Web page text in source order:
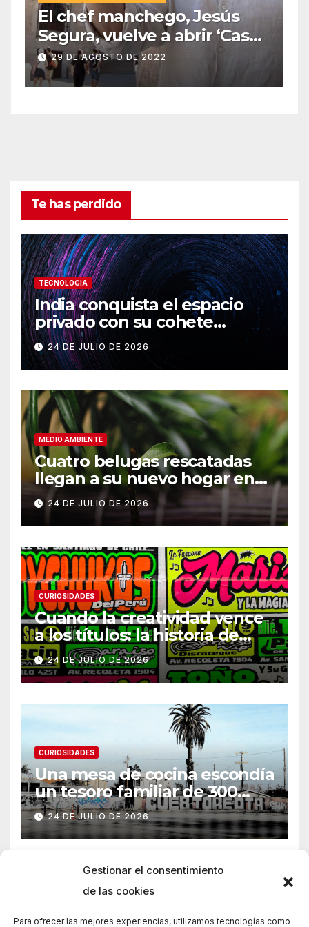
Gestionar el consentimiento
de las cookies
Para ofrecer las mejores experiencias, utilizamos tecnologías como
El chef manchego, Jesús
Segura, vuelve a abrir ‘Casas
Colgadas’, el restaurante
icónico de Cuenca
29 DE AGOSTO DE 2022
Te has perdido
TECNOLOGIA
India conquista el espacio
privado con su cohete
Vikram-1
24 DE JULIO DE 2026
MEDIO AMBIENTE
Cuatro belugas rescatadas
llegan a su nuevo hogar en
Chicago
24 DE JULIO DE 2026
CURIOSIDADES
Cuando la creatividad vence
a los títulos: la historia de
Armani
24 DE JULIO DE 2026
CURIOSIDADES
Una mesa de cocina escondía
un tesoro familiar de 300
años
24 DE JULIO DE 2026